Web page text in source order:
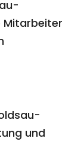
Mitarbeiter
und